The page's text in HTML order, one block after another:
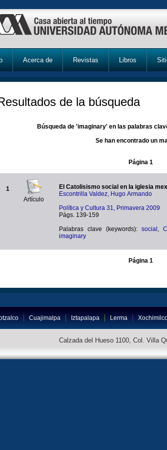
Acerca de Revistas Libros
de la búsqueda
Búsqueda de 'imaginary' en las palabras
Se han encontrado un
Página 1
1
Artículo
El Catolisismo social en la iglesia
Escontrilla Valdez, Hugo Armando
Política y Cultura 31, Primavera 2009
Págs. 139-159
Palabras clave (keywords): social
imaginary
Página 1
Cuajimalpa Iztapalapa Lerma
Calzada del Hueso 1100, Col. Villa